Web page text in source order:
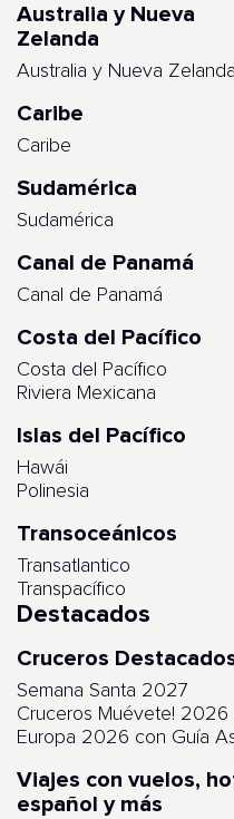
Australia y Nueva
Zelanda
Australia y Nueva Zelanda
Caribe
Caribe
Sudamérica
Sudamérica
Canal de Panamá
Canal de Panamá
Costa del Pacífico
Costa del Pacífico
Riviera Mexicana
Islas del Pacífico
Hawái
Polinesia
Transoceánicos
Transatlantico
Transpacífico
Destacados
Cruceros
Semana Santa 2027
Cruceros Muévete! 2026
Europa 2026 con Guía
Viajes con vuelos,
español y más